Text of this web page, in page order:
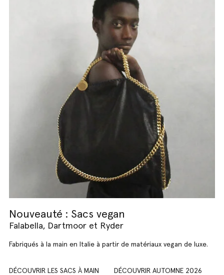
Nouveauté : Sacs vegan
Falabella, Dartmoor et Ryder
Fabriqués à la main en Italie à partir de matériaux vegan de luxe.
DÉCOUVRIR LES SACS À MAIN DÉCOUVRIR AUTOMNE 2026